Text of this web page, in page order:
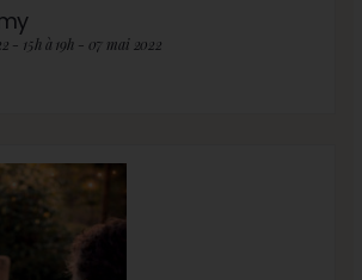
par samedi 7 mai 2022 - 15h à 19h - 07 mai 2022